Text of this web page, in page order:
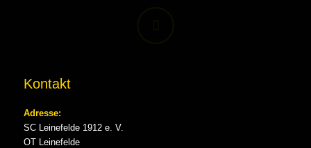
Kontakt
Adresse:
SC Leinefelde 1912 e. V.
OT Leinefelde